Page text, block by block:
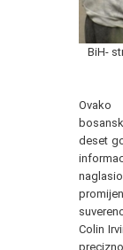
BiH-
deset
Colin